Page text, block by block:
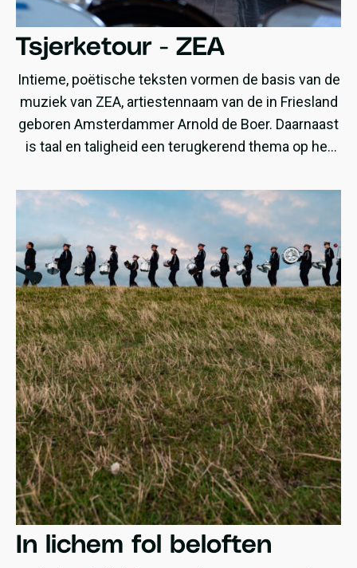
Tsjerketour - ZEA
Intieme, poëtische teksten vormen de basis van de
muziek van ZEA, artiestennaam van de in Friesland
geboren Amsterdammer Arnold de Boer. Daarnaast
is taal en taligheid een terugkerend thema op het
het bijbehorende songbook zijn alle songteksten
daarom vertaald naar vier talen: het Fries,
Nederlands, Engels én een bij het nummer
passende vierde taal (zoals bijvoorbeeld Sranan,
Gullah of Frans). De muziek is veelal akoestisch,
minimaal en intiem, met persoonlijke en poëtische
teksten.
In lichem fol beloften